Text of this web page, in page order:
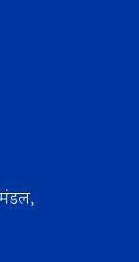
मंडल,